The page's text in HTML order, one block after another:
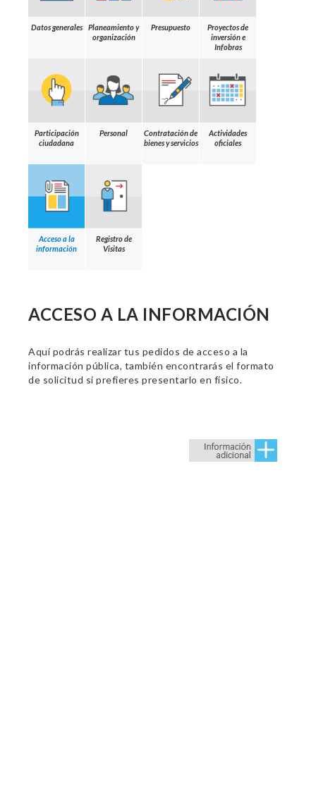
Datos generales
Planeamiento y
organización
Presupuesto
Proyectos de
inversión e
Infobras
Participación
ciudadana
Personal
Contratación de
bienes y servicios
Actividades
oficiales
Acceso a la
información
Registro de
Visitas
ACCESO A LA INFORMACIÓN
Aquí podrás realizar tus pedidos de acceso a la
información pública, también encontrarás el formato
de solicitud si prefieres presentarlo en físico.